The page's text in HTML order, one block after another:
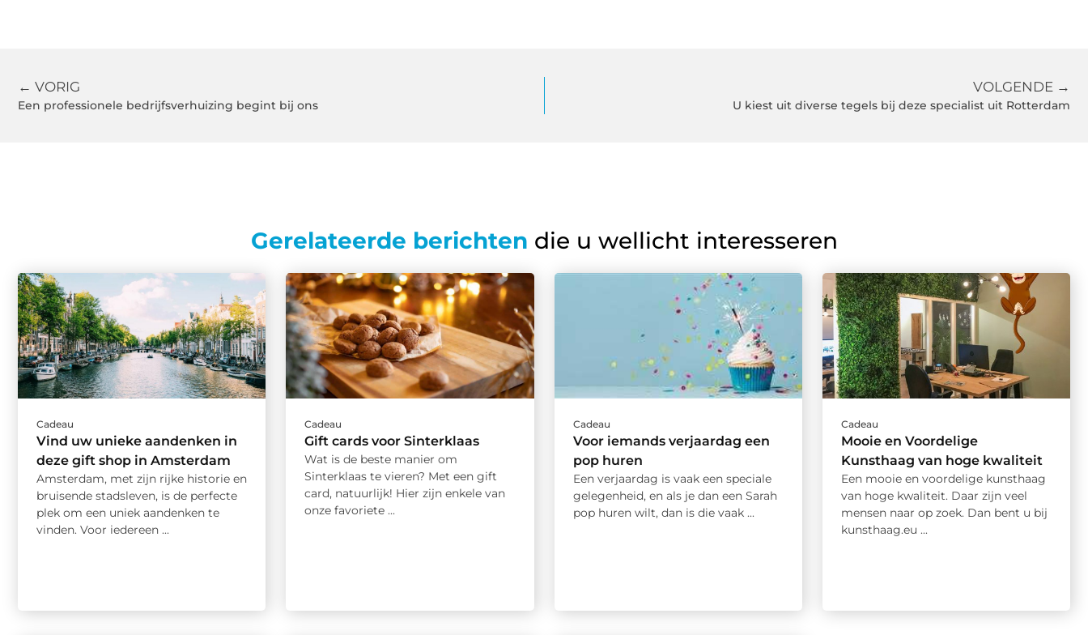
← VORIG
Een professionele bedrijfsverhuizing begint bij ons
VOLGENDE →
U kiest uit diverse tegels bij deze specialist uit Rotterdam
Gerelateerde berichten die u wellicht interesseren
Cadeau
Vind uw unieke aandenken in
deze gift shop in Amsterdam
Amsterdam, met zijn rijke historie en
bruisende stadsleven, is de perfecte
plek om een uniek aandenken te
vinden. Voor iedereen ...
Cadeau
Gift cards voor Sinterklaas
Wat is de beste manier om
Sinterklaas te vieren? Met een gift
card, natuurlijk! Hier zijn enkele van
onze favoriete ...
Cadeau
Voor iemands verjaardag een
pop huren
Een verjaardag is vaak een speciale
gelegenheid, en als je dan een Sarah
pop huren wilt, dan is die vaak ...
Cadeau
Mooie en Voordelige
Kunsthaag van hoge kwaliteit
Een mooie en voordelige kunsthaag
van hoge kwaliteit. Daar zijn veel
mensen naar op zoek. Dan bent u bij
kunsthaag.eu ...